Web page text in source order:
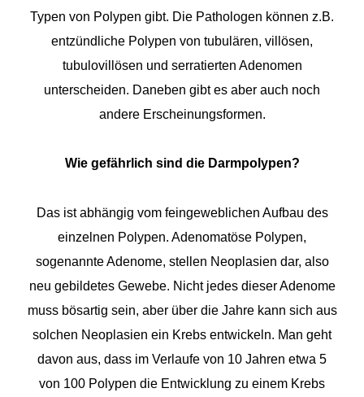
Typen von Polypen gibt. Die Pathologen können z.B.
entzündliche Polypen von tubulären, villösen,
tubulovillösen und serratierten Adenomen
unterscheiden. Daneben gibt es aber auch noch
andere Erscheinungsformen.
Wie gefährlich sind die Darmpolypen?
Das ist abhängig vom feingeweblichen Aufbau des
einzelnen Polypen. Adenomatöse Polypen,
sogenannte Adenome, stellen Neoplasien dar, also
neu gebildetes Gewebe. Nicht jedes dieser Adenome
muss bösartig sein, aber über die Jahre kann sich aus
solchen Neoplasien ein Krebs entwickeln. Man geht
davon aus, dass im Verlaufe von 10 Jahren etwa 5
von 100 Polypen die Entwicklung zu einem Krebs